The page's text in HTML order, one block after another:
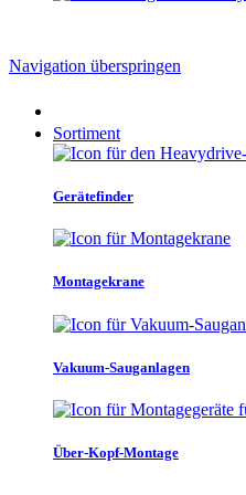
Navigation überspringen
Sortiment
Gerätefinder
Montagekrane
Vakuum-Sauganlagen
Über-Kopf-Montage